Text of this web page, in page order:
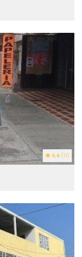
4.4 (11)